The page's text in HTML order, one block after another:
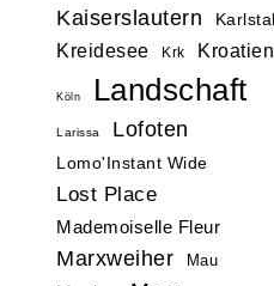
Kaiserslautern
Karlstal
Kreidesee Krk Kroatien
Köln Landschaft
Larissa Lofoten
Lomo'Instant Wide
Lost Place
Mademoiselle Fleur
Marxweiher Mau